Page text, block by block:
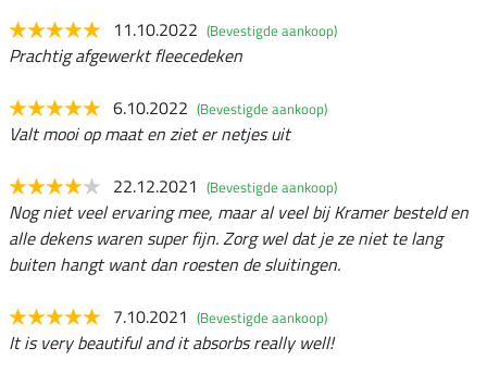
11.10.2022 (Bevestigde aankoop)
Prachtig afgewerkt fleecedeken
6.10.2022 (Bevestigde aankoop)
Valt mooi op maat en ziet er netjes uit
22.12.2021 (Bevestigde aankoop)
Nog niet veel ervaring mee, maar al veel bij Kramer besteld en
alle dekens waren super fijn. Zorg wel dat je ze niet te lang
buiten hangt want dan roesten de sluitingen.
7.10.2021 (Bevestigde aankoop)
It is very beautiful and it absorbs really well!